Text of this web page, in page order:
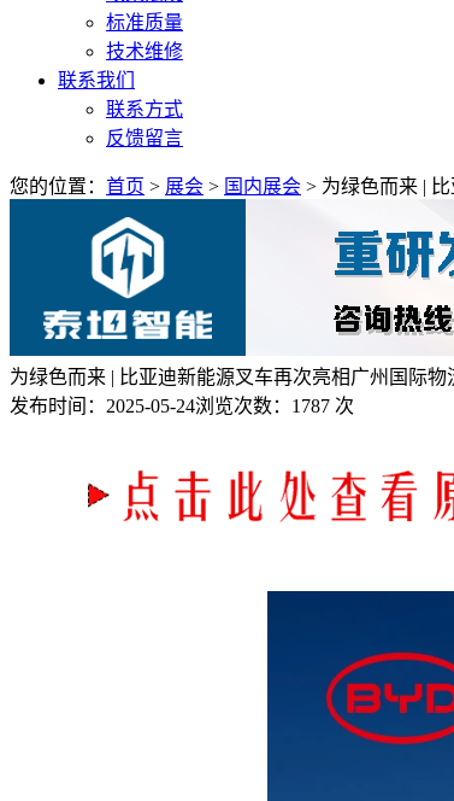
标准质量
技术维修
联系我们
联系方式
反馈留言
您的位置： 首页 > 展会 > 国内展会 > 为绿色而来 |
为绿色而来 | 比亚迪新能源叉车再次亮相广州国际物
发布时间： 2025-05-24浏览次数： 1787 次